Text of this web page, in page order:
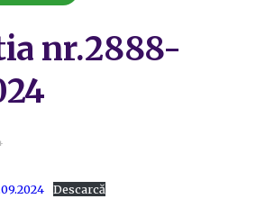
nr.2888-
Descarcă